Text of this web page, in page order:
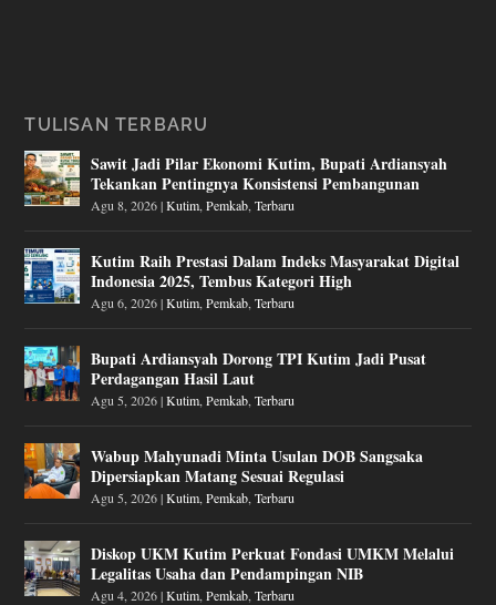
TULISAN TERBARU
Sawit Jadi Pilar Ekonomi Kutim, Bupati Ardiansyah
Tekankan Pentingnya Konsistensi Pembangunan
Agu 8, 2026|Kutim ,Pemkab ,Terbaru
Kutim Raih Prestasi Dalam Indeks Masyarakat Digital
Indonesia 2025, Tembus Kategori High
Agu 6, 2026|Kutim ,Pemkab ,Terbaru
Bupati Ardiansyah Dorong TPI Kutim Jadi Pusat
Perdagangan Hasil Laut
Agu 5, 2026|Kutim ,Pemkab ,Terbaru
Wabup Mahyunadi Minta Usulan DOB Sangsaka
Dipersiapkan Matang Sesuai Regulasi
Agu 5, 2026|Kutim ,Pemkab ,Terbaru
Diskop UKM Kutim Perkuat Fondasi UMKM Melalui
Legalitas Usaha dan Pendampingan NIB
Agu 4, 2026|Kutim ,Pemkab ,Terbaru